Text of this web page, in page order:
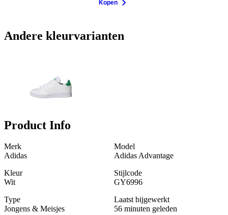
Kopen
Andere kleurvarianten
Product Info
Merk
Adidas
Model
Adidas Advantage
Kleur
Wit
Stijlcode
GY6996
Type
Jongens & Meisjes
Laatst bijgewerkt
56 minuten geleden